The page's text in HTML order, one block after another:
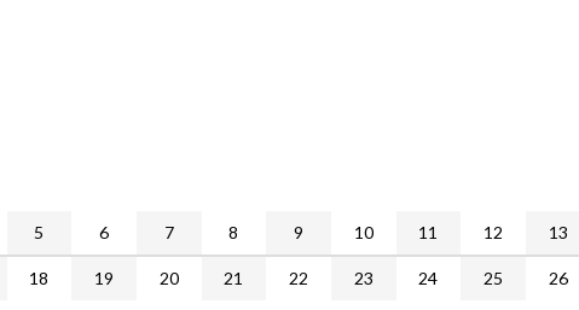
5 6 7 8 9 10 11 12 13
18 19 20 21 22 23 24 25
26